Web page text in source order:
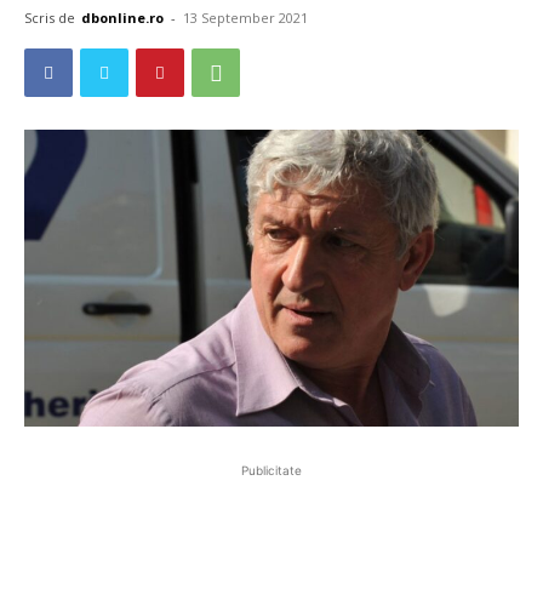
Scris de dbonline.ro - 13 September 2021
Publicitate